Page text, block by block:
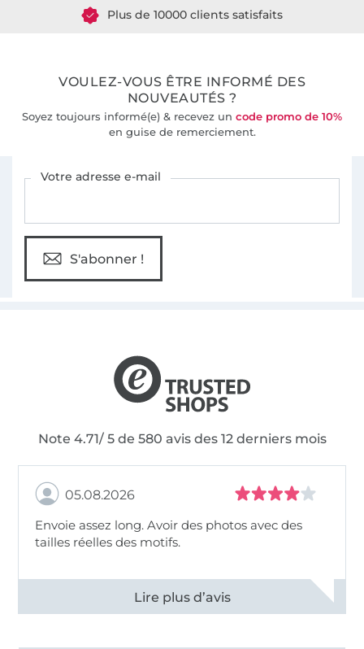
VOULEZ-VOUS ÊTRE INFORMÉ DES
NOUVEAUTÉS ?
Soyez toujours informé(e) & recevez un code promo de 10%
en guise de remerciement.
Votre adresse e-mail
S'abonner !
Note 4.71/ 5 de 580 avis des 12 derniers mois
05.08.2026
Envoie assez long. Avoir des photos avec des
tailles réelles des motifs.
Voir tous les 11495 commentaires